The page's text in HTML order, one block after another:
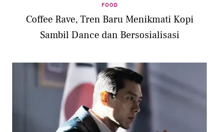
FOOD
Coffee Rave, Tren Baru Menikmati Kopi
Sambil Dance dan Bersosialisasi